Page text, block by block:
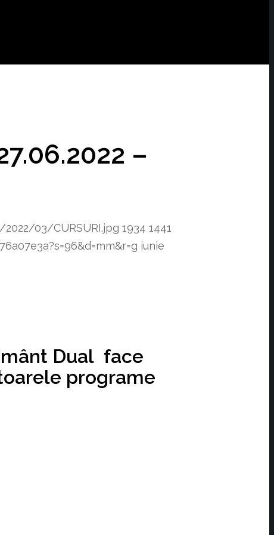
–
03/CURSURI.jpg 1934 1441
iunie
Dual face
programe